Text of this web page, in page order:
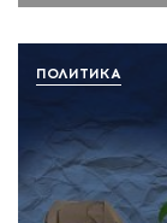
ПОЛИТИКА